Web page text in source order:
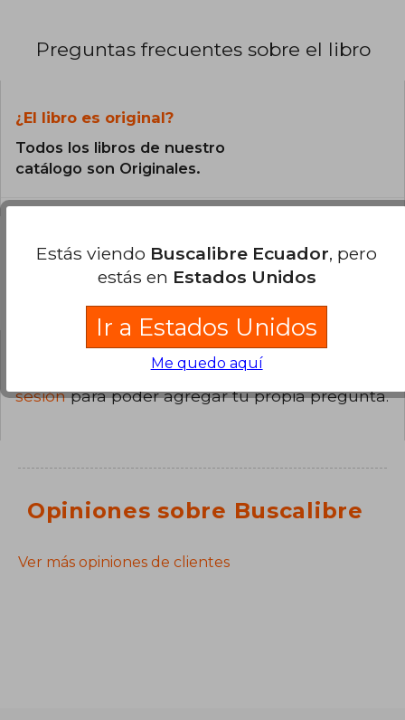
Preguntas frecuentes sobre el libro
¿El libro es original?
Todos los libros de nuestro
catálogo son Originales.
¿Tienes una pregunta sobre el libro?
sesiónpara poder agregar tu propia pregunta.
Opiniones sobre Buscalibre
Ver más opiniones de clientes
Estás viendo Buscalibre Ecuador, pero
estás en Estados Unidos
Ir a Estados Unidos
Me quedo aquí